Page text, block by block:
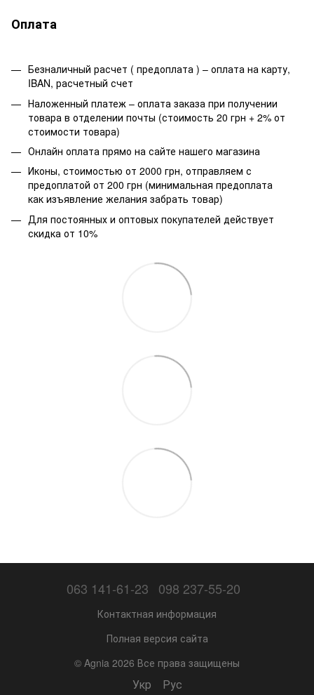
Оплата
Безналичный расчет ( предоплата ) – оплата на карту,
IBAN, расчетный счет
Наложенный платеж – оплата заказа при получении
товара в отделении почты (стоимость 20 грн + 2% от
стоимости товара)
Онлайн оплата прямо на сайте нашего магазина
Иконы, стоимостью от 2000 грн, отправляем с
предоплатой от 200 грн (минимальная предоплата
как изъявление желания забрать товар)
Для постоянных и оптовых покупателей действует
скидка от 10%
063 141-61-23 098 237-55-20
Контактная информация
Полная версия сайта
© Agnia 2026 Все права защищены
Укр Рус